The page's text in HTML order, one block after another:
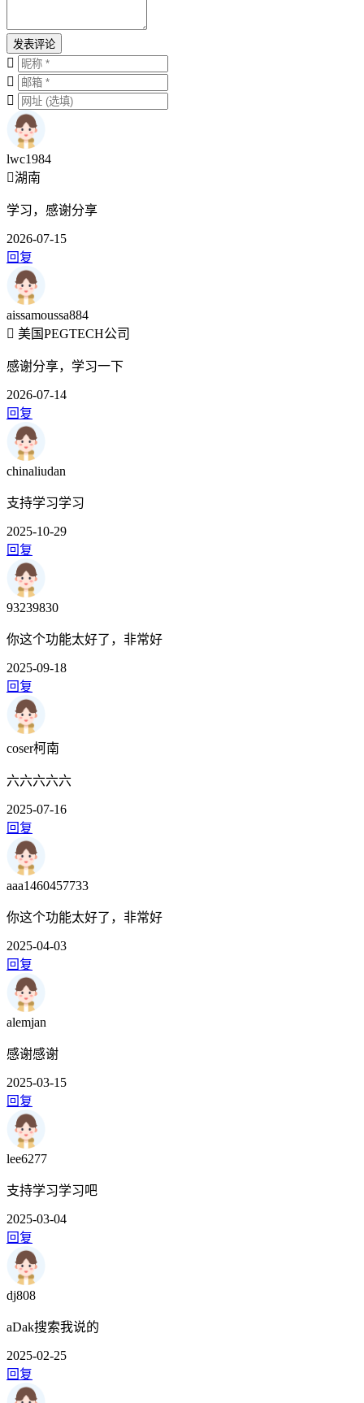
发表评论
lwc1984
湖南
学习，感谢分享
2026-07-15
回复
aissamoussa884
美国PEGTECH公司
感谢分享，学习一下
2026-07-14
回复
chinaliudan
支持学习学习
2025-10-29
回复
93239830
你这个功能太好了，非常好
2025-09-18
回复
coser柯南
六六六六六
2025-07-16
回复
aaa1460457733
你这个功能太好了，非常好
2025-04-03
回复
alemjan
感谢感谢
2025-03-15
回复
lee6277
支持学习学习吧
2025-03-04
回复
dj808
aDak搜索我说的
2025-02-25
回复